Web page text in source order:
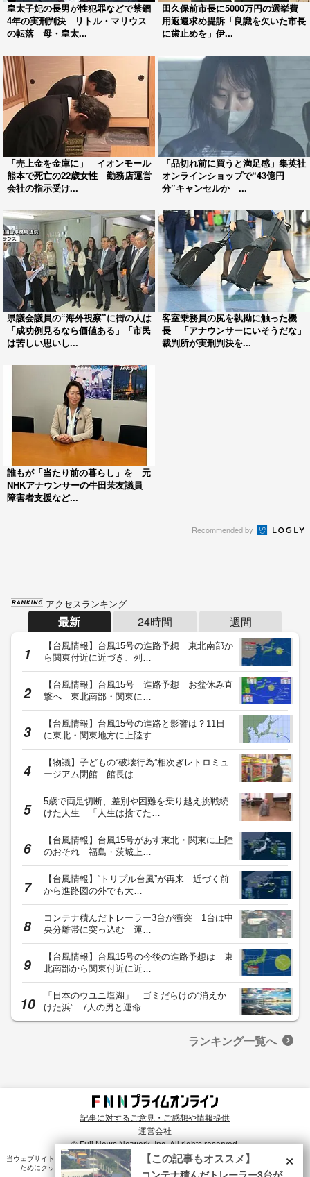
皇太子妃の長男が性犯罪などで禁錮
4年の実刑判決 リトル・マリウス
の転落 母・皇太...
田久保前市長に5000万円の選挙費
用返還求め提訴「良識を欠いた市長
に歯止めを」伊...
「売上金を金庫に」 イオンモール
熊本で死亡の22歳女性 勤務店運営
会社の指示受け...
「品切れ前に買うと満足感」集英社
オンラインショップで“43億円
分”キャンセルか ...
県議会議員の“海外視察”に街の人は
「成功例見るなら価値ある」「市民
は苦しい思いし...
客室乗務員の尻を執拗に触った機
長 「アナウンサーにいそうだな」
裁判所が実刑判決を...
誰もが「当たり前の暮らし」を 元
NHKアナウンサーの牛田茉友議員
障害者支援など...
Recommended by
アクセスランキング
最新 24時間 週間
【台風情報】台風15号の進路予想 東北南部か
ら関東付近に近づき、列…
【台風情報】台風15号 進路予想 お盆休み直
撃へ 東北南部・関東に…
【台風情報】台風15号の進路と影響は？11日
に東北・関東地方に上陸す…
【物議】子どもの“破壊行為”相次ぎレトロミュ
ージアム閉館 館長は…
5歳で両足切断、差別や困難を乗り越え挑戦続
けた人生 「人生は捨てた…
【台風情報】台風15号があす東北・関東に上陸
のおそれ 福島・茨城上…
【台風情報】“トリプル台風”が再来 近づく前
から進路図の外でも大…
コンテナ積んだトレーラー3台が衝突 1台は中
央分離帯に突っ込む 運…
【台風情報】台風15号の今後の進路予想は 東
北南部から関東付近に近…
「日本のウユニ塩湖」 ゴミだらけの“消えか
けた浜” 7人の男と運命…
ランキング一覧へ
記事に対するご意見・ご感想や情報提供
運営会社
© Fuji News Network, Inc. All rights reserved.
当ウェブサイトでは、ユーザのニーズ・興味・関⼼に合致したコンテンツや広告配信を提供する
ためにクッキーを使⽤しています。詳細は、プライバシーポリシー をご確認ください。×
【この記事もオススメ】